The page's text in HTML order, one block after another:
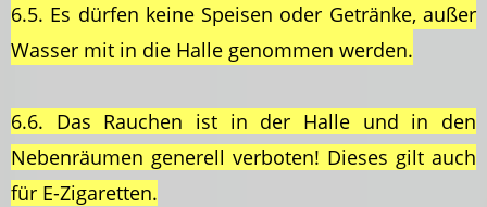
6.5. Es dürfen keine Speisen oder Getränke, außer
Wasser mit in die Halle genommen werden.
6.6. Das Rauchen ist in der Halle und in den
Nebenräumen generell verboten! Dieses gilt auch
für E-Zigaretten.